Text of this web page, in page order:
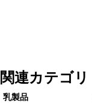
関連カテゴリ
乳製品